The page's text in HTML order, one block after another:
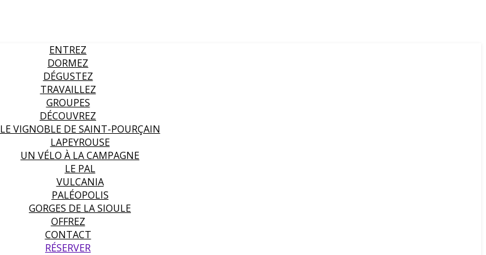
ENTREZ
DORMEZ
DÉGUSTEZ
TRAVAILLEZ
GROUPES
DÉCOUVREZ
LE VIGNOBLE DE SAINT-POURÇAIN
LAPEYROUSE
UN VÉLO À LA CAMPAGNE
LE PAL
VULCANIA
PALÉOPOLIS
GORGES DE LA SIOULE
OFFREZ
CONTACT
RÉSERVER